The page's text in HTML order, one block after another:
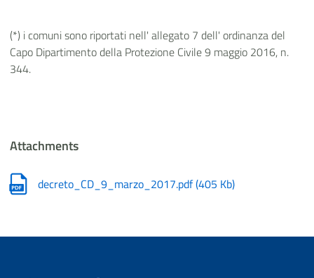
(*) i comuni sono riportati nell' allegato 7 dell' ordinanza del
Capo Dipartimento della Protezione Civile 9 maggio 2016, n.
344.
Attachments
decreto_CD_9_marzo_2017.pdf(405 Kb)